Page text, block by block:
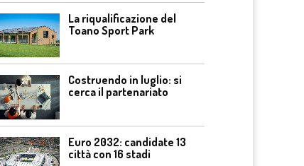
La riqualificazione del
Toano Sport Park
Costruendo in luglio: si
cerca il partenariato
Euro 2032: candidate 13
città con 16 stadi